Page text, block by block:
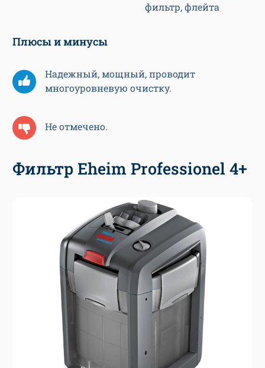
фильтр, флейта
Плюсы и минусы
Надежный, мощный, проводит
многоуровневую очистку.
Не отмечено.
Фильтр Eheim Professionel 4+